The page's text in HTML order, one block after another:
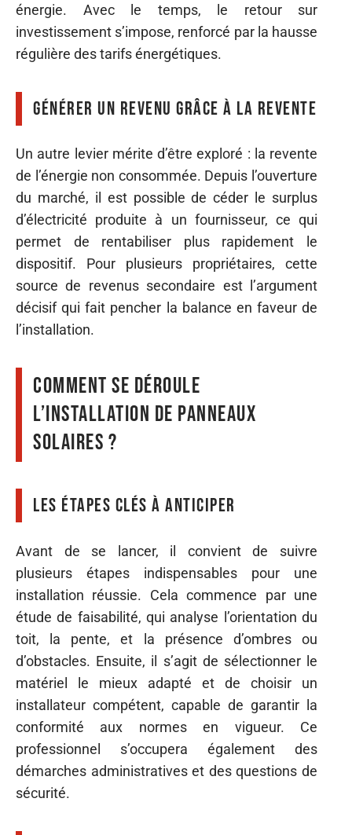
énergie. Avec le temps, le retour sur
investissement s’impose, renforcé par la hausse
régulière des tarifs énergétiques.
Générer un revenu grâce à la revente
Un autre levier mérite d’être exploré : la revente
de l’énergie non consommée. Depuis l’ouverture
du marché, il est possible de céder le surplus
d’électricité produite à un fournisseur, ce qui
permet de rentabiliser plus rapidement le
dispositif. Pour plusieurs propriétaires, cette
source de revenus secondaire est l’argument
décisif qui fait pencher la balance en faveur de
l’installation.
Comment se déroule
l’installation de panneaux
solaires ?
Les étapes clés à anticiper
Avant de se lancer, il convient de suivre
plusieurs étapes indispensables pour une
installation réussie. Cela commence par une
étude de faisabilité, qui analyse l’orientation du
toit, la pente, et la présence d’ombres ou
d’obstacles. Ensuite, il s’agit de sélectionner le
matériel le mieux adapté et de choisir un
installateur compétent, capable de garantir la
conformité aux normes en vigueur. Ce
professionnel s’occupera également des
démarches administratives et des questions de
sécurité.